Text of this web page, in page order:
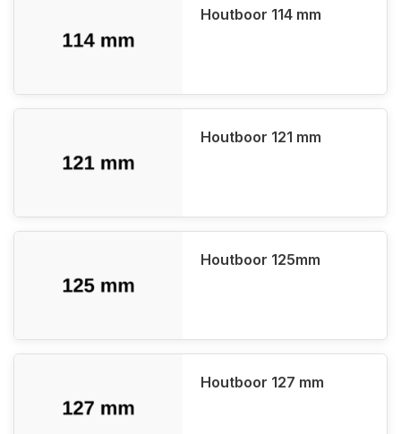
Houtboor 114 mm
Houtboor 121 mm
Houtboor 125mm
Houtboor 127 mm